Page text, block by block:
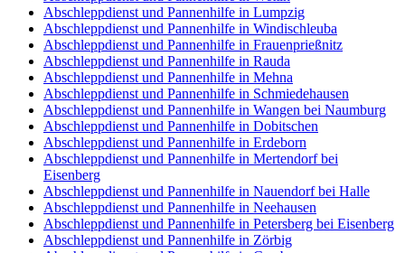
Abschleppdienst und Pannenhilfe in Lumpzig
Abschleppdienst und Pannenhilfe in Windischleuba
Abschleppdienst und Pannenhilfe in Frauenprießnitz
Abschleppdienst und Pannenhilfe in Rauda
Abschleppdienst und Pannenhilfe in Mehna
Abschleppdienst und Pannenhilfe in Schmiedehausen
Abschleppdienst und Pannenhilfe in Wangen bei Naumburg
Abschleppdienst und Pannenhilfe in Dobitschen
Abschleppdienst und Pannenhilfe in Erdeborn
Abschleppdienst und Pannenhilfe in Mertendorf bei
Eisenberg
Abschleppdienst und Pannenhilfe in Nauendorf bei Halle
Abschleppdienst und Pannenhilfe in Neehausen
Abschleppdienst und Pannenhilfe in Petersberg bei Eisenberg
Abschleppdienst und Pannenhilfe in Zörbig